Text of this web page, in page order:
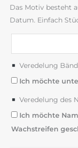
Das Motiv besteht
Datum. Einfach
Veredelung
Ich möchte
Veredelung des
Ich möchte
Wachstreifen